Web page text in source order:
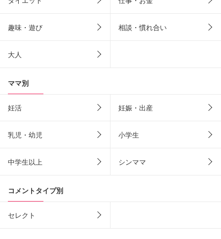
趣味・遊び 相談・慣れ合い
大人
ママ別
妊活 妊娠・出産
乳児・幼児 小学生
中学生以上 シンママ
コメントタイプ別
セレクト